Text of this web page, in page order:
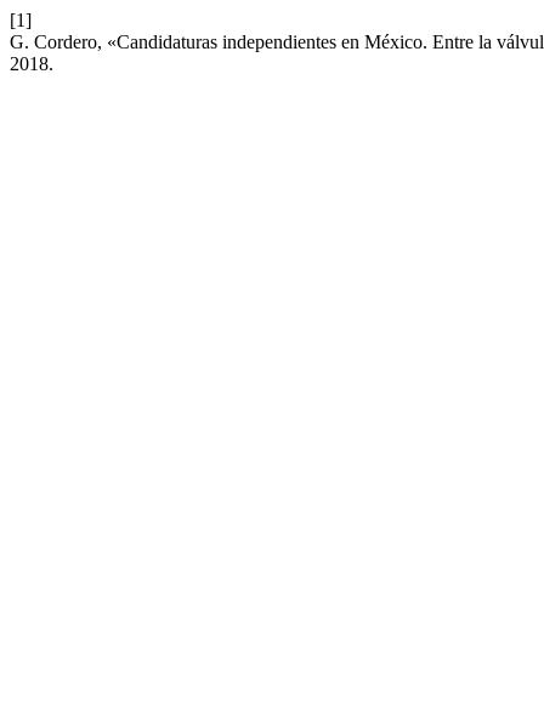
[1]
G. Cordero, «Candidaturas independientes en México. Entre la
2018.